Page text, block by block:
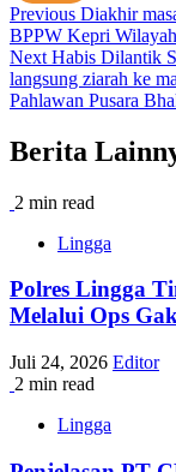
Post
navigation
Previous Diakhir
BPPW Kepri
Next Habis Dilantik
langsung ziarah ke
Pahlawan Pusara
Berita
2 min read
Lingga
Polres Lingga
Melalui Ops
Juli 24, 2026 Editor
2 min read
Lingga